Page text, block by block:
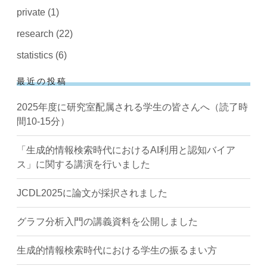
private (1)
research (22)
statistics (6)
最近の投稿
2025年度に研究室配属される学生の皆さんへ（読了時
間10-15分）
「生成的情報検索時代におけるAI利用と認知バイア
ス」に関する講演を行いました
JCDL2025に論文が採択されました
グラフ分析入門の講義資料を公開しました
生成的情報検索時代における学生の振るまい方